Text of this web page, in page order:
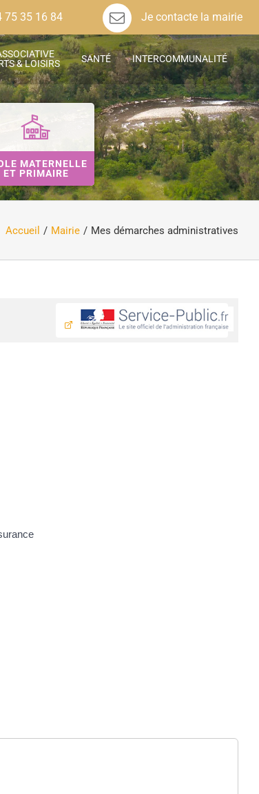
75 35 16 84 Je contacte la mairie
& LOISIRS
SANTÉ INTERCOMMUNALITÉ
MATERNELLE
ET PRIMAIRE
Accueil Mairie Mes démarches administratives